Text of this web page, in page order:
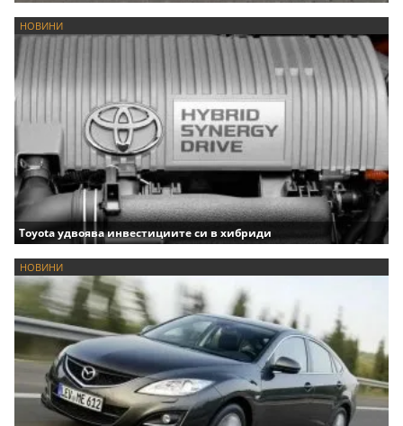
НОВИНИ
Toyota удвоява инвестициите си в хибриди
НОВИНИ